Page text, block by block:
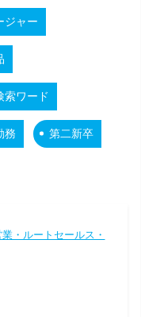
ジャー
索ワード
務 第二新卒
・ルートセールス・